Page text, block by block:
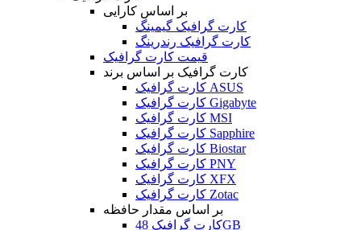
بر اساس کارایی
کارت گرافیک گیمینگ
کارت گرافیک رندرینگ
قیمت کارت گرافیک
کارت گرافیک بر اساس برند
کارت گرافیک ASUS
کارت گرافیک Gigabyte
کارت گرافیک MSI
کارت گرافیک Sapphire
کارت گرافیک Biostar
کارت گرافیک PNY
کارت گرافیک XFX
کارت گرافیک Zotac
بر اساس مقدار حافظه
کارت گرافیک 48GB